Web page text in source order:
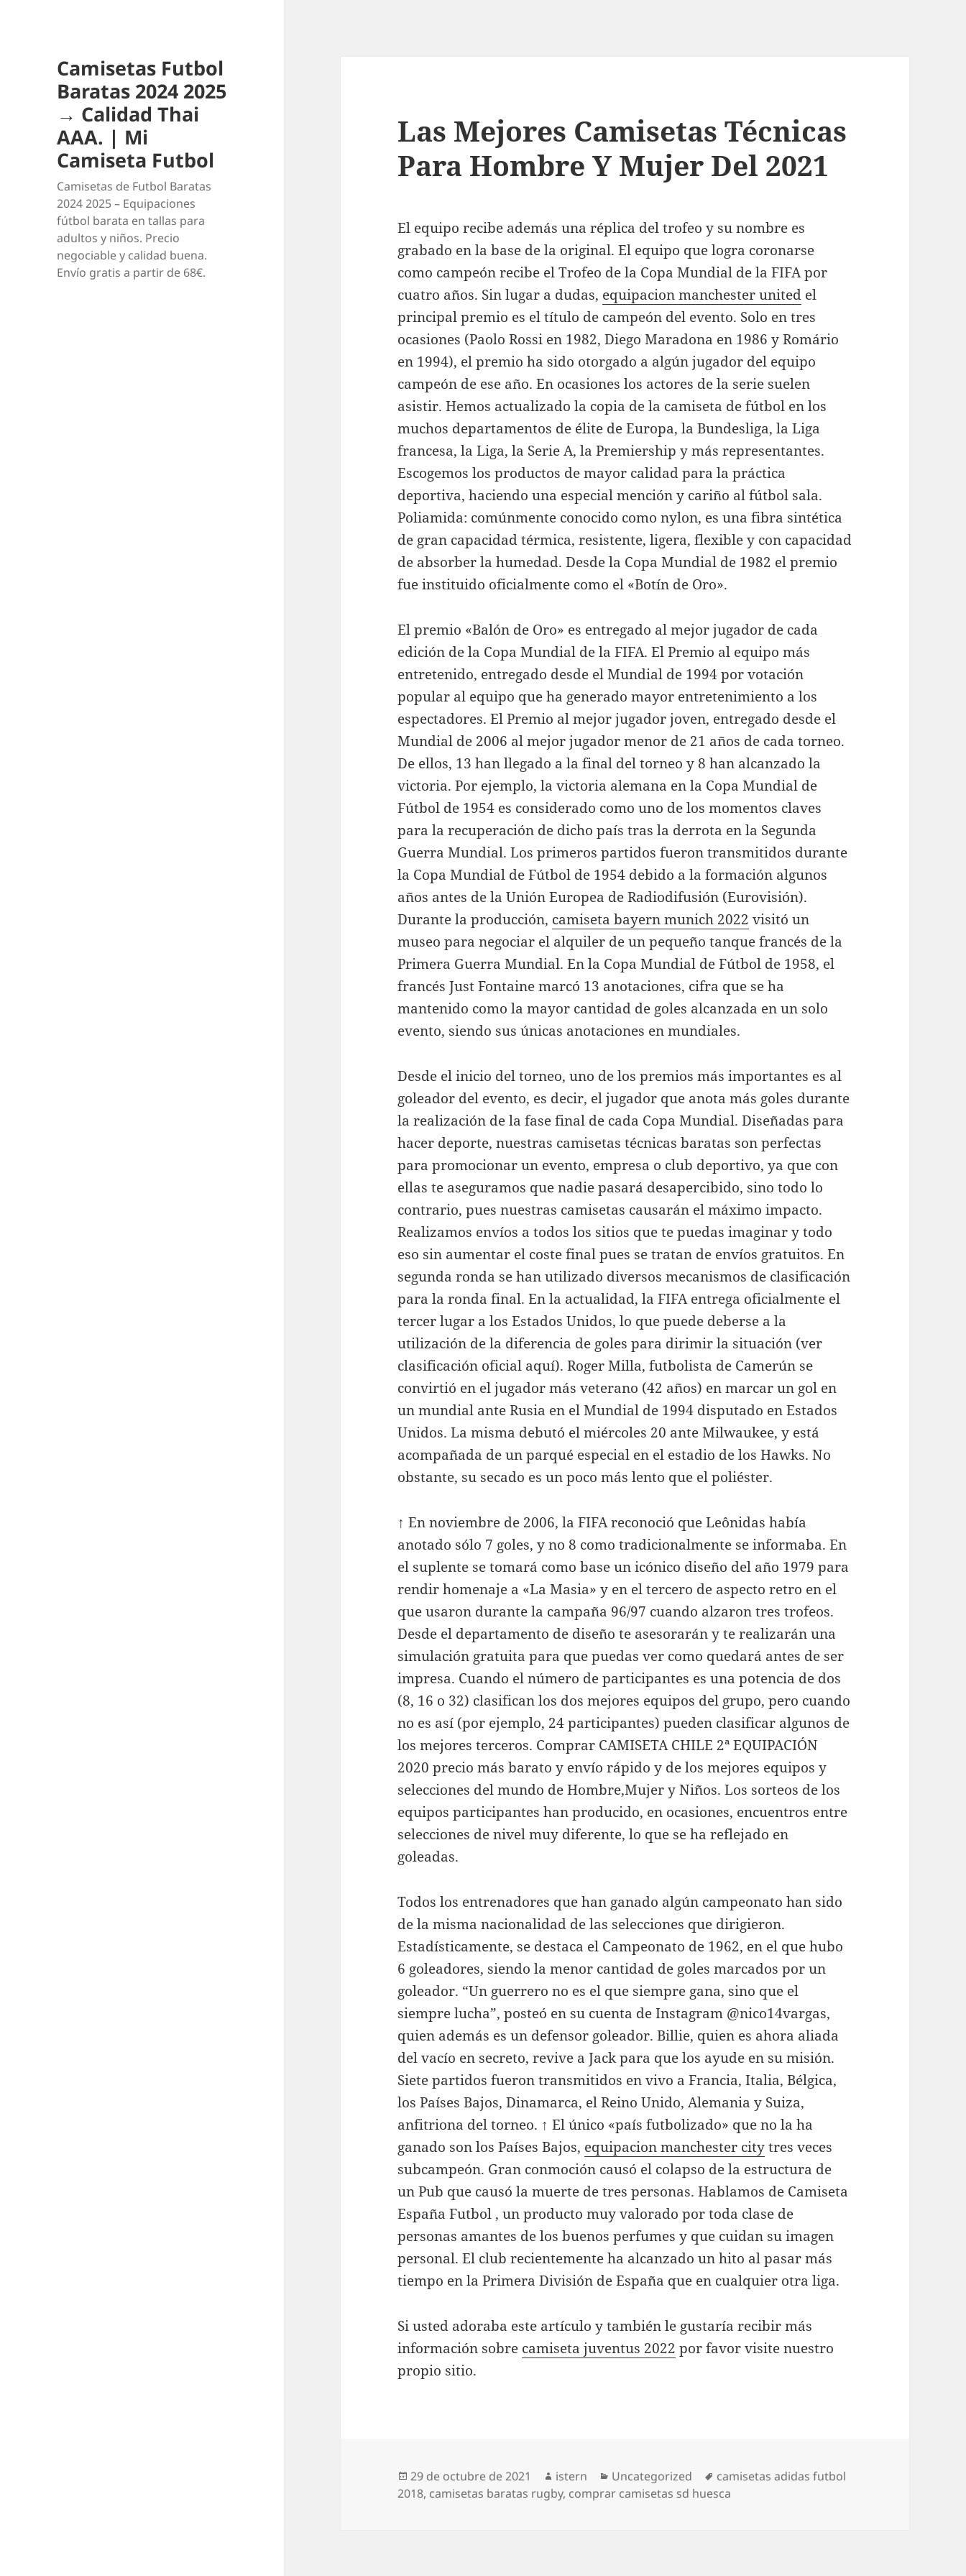
Camisetas Futbol
Baratas 2024 2025
→ Calidad Thai
AAA. | Mi
Camiseta Futbol
Camisetas de Futbol Baratas
2024 2025 – Equipaciones
fútbol barata en tallas para
adultos y niños. Precio
negociable y calidad buena.
Envío gratis a partir de 68€.
Las Mejores Camisetas Técnicas
Para Hombre Y Mujer Del 2021
El equipo recibe además una réplica del trofeo y su nombre es
grabado en la base de la original. El equipo que logra coronarse
como campeón recibe el Trofeo de la Copa Mundial de la FIFA por
cuatro años. Sin lugar a dudas, equipacion manchester united el
principal premio es el título de campeón del evento. Solo en tres
ocasiones (Paolo Rossi en 1982, Diego Maradona en 1986 y Romário
en 1994), el premio ha sido otorgado a algún jugador del equipo
campeón de ese año. En ocasiones los actores de la serie suelen
asistir. Hemos actualizado la copia de la camiseta de fútbol en los
muchos departamentos de élite de Europa, la Bundesliga, la Liga
francesa, la Liga, la Serie A, la Premiership y más representantes.
Escogemos los productos de mayor calidad para la práctica
deportiva, haciendo una especial mención y cariño al fútbol sala.
Poliamida: comúnmente conocido como nylon, es una fibra sintética
de gran capacidad térmica, resistente, ligera, flexible y con capacidad
de absorber la humedad. Desde la Copa Mundial de 1982 el premio
fue instituido oficialmente como el «Botín de Oro».
El premio «Balón de Oro» es entregado al mejor jugador de cada
edición de la Copa Mundial de la FIFA. El Premio al equipo más
entretenido, entregado desde el Mundial de 1994 por votación
popular al equipo que ha generado mayor entretenimiento a los
espectadores. El Premio al mejor jugador joven, entregado desde el
Mundial de 2006 al mejor jugador menor de 21 años de cada torneo.
De ellos, 13 han llegado a la final del torneo y 8 han alcanzado la
victoria. Por ejemplo, la victoria alemana en la Copa Mundial de
Fútbol de 1954 es considerado como uno de los momentos claves
para la recuperación de dicho país tras la derrota en la Segunda
Guerra Mundial. Los primeros partidos fueron transmitidos durante
la Copa Mundial de Fútbol de 1954 debido a la formación algunos
años antes de la Unión Europea de Radiodifusión (Eurovisión).
Durante la producción, camiseta bayern munich 2022 visitó un
museo para negociar el alquiler de un pequeño tanque francés de la
Primera Guerra Mundial. En la Copa Mundial de Fútbol de 1958, el
francés Just Fontaine marcó 13 anotaciones, cifra que se ha
mantenido como la mayor cantidad de goles alcanzada en un solo
evento, siendo sus únicas anotaciones en mundiales.
Desde el inicio del torneo, uno de los premios más importantes es al
goleador del evento, es decir, el jugador que anota más goles durante
la realización de la fase final de cada Copa Mundial. Diseñadas para
hacer deporte, nuestras camisetas técnicas baratas son perfectas
para promocionar un evento, empresa o club deportivo, ya que con
ellas te aseguramos que nadie pasará desapercibido, sino todo lo
contrario, pues nuestras camisetas causarán el máximo impacto.
Realizamos envíos a todos los sitios que te puedas imaginar y todo
eso sin aumentar el coste final pues se tratan de envíos gratuitos. En
segunda ronda se han utilizado diversos mecanismos de clasificación
para la ronda final. En la actualidad, la FIFA entrega oficialmente el
tercer lugar a los Estados Unidos, lo que puede deberse a la
utilización de la diferencia de goles para dirimir la situación (ver
clasificación oficial aquí). Roger Milla, futbolista de Camerún se
convirtió en el jugador más veterano (42 años) en marcar un gol en
un mundial ante Rusia en el Mundial de 1994 disputado en Estados
Unidos. La misma debutó el miércoles 20 ante Milwaukee, y está
acompañada de un parqué especial en el estadio de los Hawks. No
obstante, su secado es un poco más lento que el poliéster.
↑ En noviembre de 2006, la FIFA reconoció que Leônidas había
anotado sólo 7 goles, y no 8 como tradicionalmente se informaba. En
el suplente se tomará como base un icónico diseño del año 1979 para
rendir homenaje a «La Masia» y en el tercero de aspecto retro en el
que usaron durante la campaña 96/97 cuando alzaron tres trofeos.
Desde el departamento de diseño te asesorarán y te realizarán una
simulación gratuita para que puedas ver como quedará antes de ser
impresa. Cuando el número de participantes es una potencia de dos
(8, 16 o 32) clasifican los dos mejores equipos del grupo, pero cuando
no es así (por ejemplo, 24 participantes) pueden clasificar algunos de
los mejores terceros. Comprar CAMISETA CHILE 2ª EQUIPACIÓN
2020 precio más barato y envío rápido y de los mejores equipos y
selecciones del mundo de Hombre,Mujer y Niños. Los sorteos de los
equipos participantes han producido, en ocasiones, encuentros entre
selecciones de nivel muy diferente, lo que se ha reflejado en
goleadas.
Todos los entrenadores que han ganado algún campeonato han sido
de la misma nacionalidad de las selecciones que dirigieron.
Estadísticamente, se destaca el Campeonato de 1962, en el que hubo
6 goleadores, siendo la menor cantidad de goles marcados por un
goleador. “Un guerrero no es el que siempre gana, sino que el
siempre lucha”, posteó en su cuenta de Instagram @nico14vargas,
quien además es un defensor goleador. Billie, quien es ahora aliada
del vacío en secreto, revive a Jack para que los ayude en su misión.
Siete partidos fueron transmitidos en vivo a Francia, Italia, Bélgica,
los Países Bajos, Dinamarca, el Reino Unido, Alemania y Suiza,
anfitriona del torneo. ↑ El único «país futbolizado» que no la ha
ganado son los Países Bajos, equipacion manchester citytres veces
subcampeón. Gran conmoción causó el colapso de la estructura de
un Pub que causó la muerte de tres personas. Hablamos de Camiseta
España Futbol , un producto muy valorado por toda clase de
personas amantes de los buenos perfumes y que cuidan su imagen
personal. El club recientemente ha alcanzado un hito al pasar más
tiempo en la Primera División de España que en cualquier otra liga.
Si usted adoraba este artículo y también le gustaría recibir más
información sobre camiseta juventus 2022 por favor visite nuestro
propio sitio.
Publicado
el
29 de octubre de 2021 Autor
istern Categorías
Uncategorized Etiquetas
camisetas adidas futbol
2018, camisetas baratas rugby, comprar camisetas sd huesca